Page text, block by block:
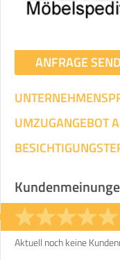
ANFRAGE
UMZUGANGEBOT
Aktuell noch keine